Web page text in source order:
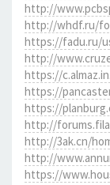
http://
http://whdf.ru/
https://fadu.ru/
http://
https://
https://
https://
http://
http://3ak.cn/
http://
https://